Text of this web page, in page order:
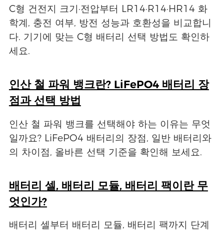
C형 건전지 크기·전압부터 LR14·R14·HR14 화
학계, 충전 여부, 방전 성능과 호환성을 비교합니
다. 기기에 맞는 C형 배터리 선택 방법도 확인하
세요.
인산 철 파워 뱅크란? LiFePO4 배터리 장
점과 선택 방법
인산 철 파워 뱅크를 선택해야 하는 이유는 무엇
일까요? LiFePO4 배터리의 장점, 일반 배터리와
의 차이점, 올바른 선택 기준을 확인해 보세요.
배터리 셀, 배터리 모듈, 배터리 팩이란 무
엇인가?
배터리 셀부터 배터리 모듈, 배터리 팩까지 단계